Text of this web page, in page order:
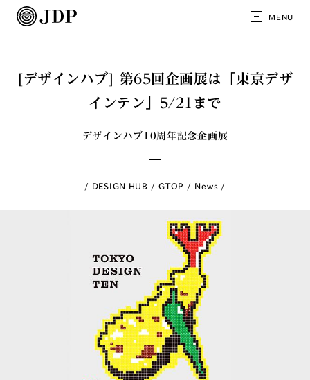
MENU
[デザインハブ] 第65回企画展は「東京デザ
インテン」5/21まで
デザインハブ10周年記念企画展
DESIGN HUB GTOP News